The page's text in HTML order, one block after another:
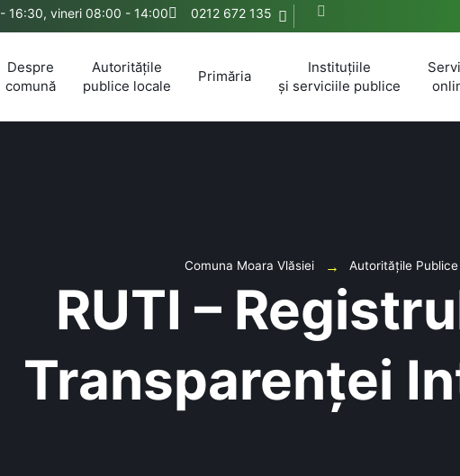
16:30, vineri 08:00 - 14:00 0212 672 135
Despre
comună
Autoritățile
publice locale
Primăria
Instituțiile
și serviciile publice
Comuna Moara Vlăsiei Autoritățile
RUTI –
Transparenței